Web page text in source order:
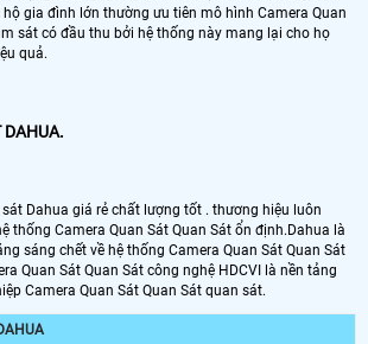
gia đình lớn thường ưu tiên mô hình Camera Quan
sát có đầu thu bởi hệ thống này mang lại cho họ
quả.
DAHUA.
Dahua giá rẻ chất lượng tốt . thương hiệu luôn
thống Camera Quan Sát Quan Sát ổn định.Dahua là
sáng chết về hệ thống Camera Quan Sát Quan Sát
Quan Sát Quan Sát công nghệ HDCVI là nền tảng
Camera Quan Sát Quan Sát quan sát.